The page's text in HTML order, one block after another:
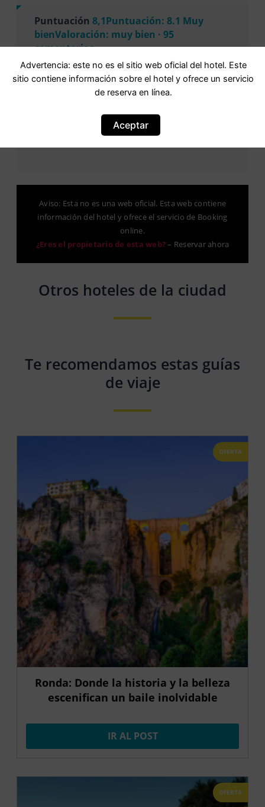
Puntuación 8,1Puntuación: 8.1 Muy
bienValoración: muy bien · 95
comentarios
Basada en95 comentarios
Aviso: Esta no es una web oficial. Esta web contiene
información del hotel y ofrece el servicio de Booking
online.
¿Eres el propietario de esta web?– Reservar ahora
Otros hoteles de la ciudad
Te recomendamos estas guías
de viaje
OFERTA
Ronda: Donde la historia y la belleza
escenifican un baile inolvidable
IR AL POST
OFERTA
Advertencia: este no es el sitio web oficial del hotel. Este
sitio contiene información sobre el hotel y ofrece un servicio
de reserva en línea.
Aceptar